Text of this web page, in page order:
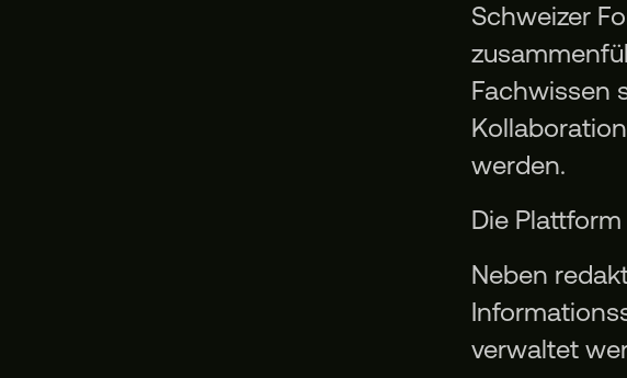
Schweizer
Fachwissen
werden.
Die
Neben
verwaltet